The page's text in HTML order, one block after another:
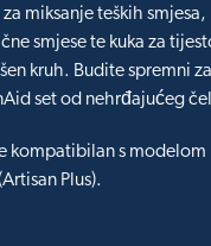
miksanje teških
smjese te kuka za
kruh. Budite spremni
set od nehrđajućeg
kompatibilan s modelom
Plus).